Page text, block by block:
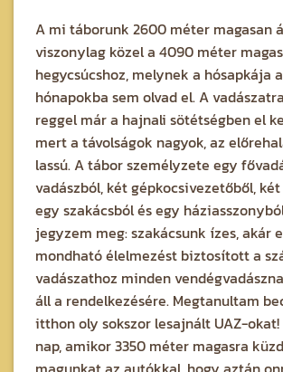
A mi táborunk 2600 méter magasan
viszonylag közel a 4090 méter
hegycsúcshoz, melynek a hósapkája
hónapokba sem olvad el. A
reggel már a hajnali sötétségben el
mert a távolságok nagyok, az
lassú. A tábor személyzete egy
vadászból, két gépkocsivezetőből,
egy szakácsból és egy
jegyzem meg: szakácsunk ízes, akár
mondható élelmezést biztosított a
vadászathoz minden
áll a rendelkezésére. Megtanultam
itthon oly sokszor lesajnált UAZ-
nap, amikor 3350 méter magasra